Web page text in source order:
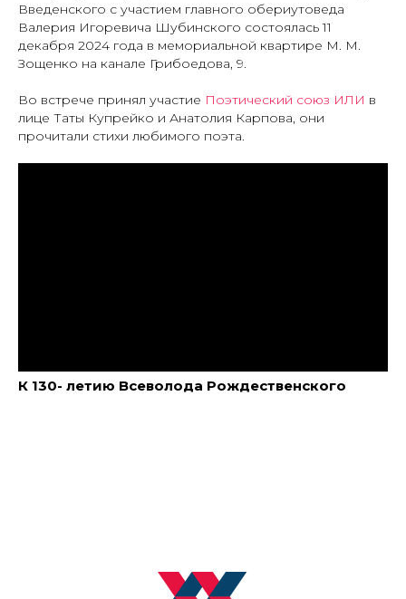
Введенского с участием главного обериутоведа
Валерия Игоревича Шубинского состоялась 11
декабря 2024 года в мемориальной квартире М. М.
Зощенко на канале Грибоедова, 9.
Во встрече принял участие Поэтический союз ИЛИ в
лице Таты Купрейко и Анатолия Карпова, они
прочитали стихи любимого поэта.
К 130- летию Всеволода Рождественского